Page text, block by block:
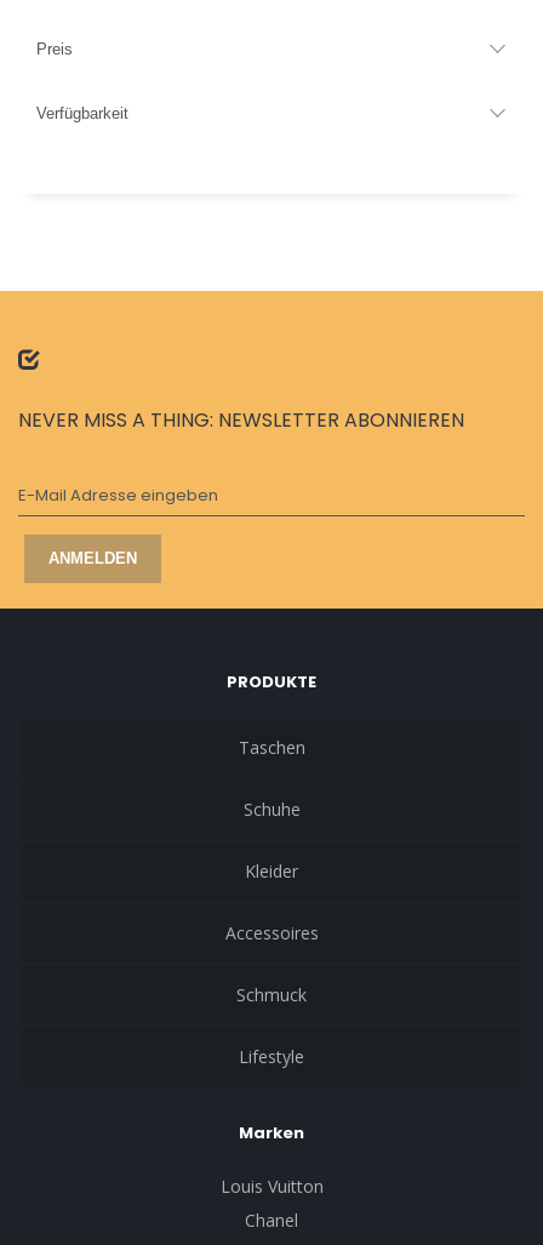
Preis
Verfügbarkeit
NEVER MISS A THING: NEWSLETTER ABONNIEREN
E-Mail Adresse eingeben
ANMELDEN
PRODUKTE
Taschen
Schuhe
Kleider
Accessoires
Schmuck
Lifestyle
Marken
Louis Vuitton
Chanel